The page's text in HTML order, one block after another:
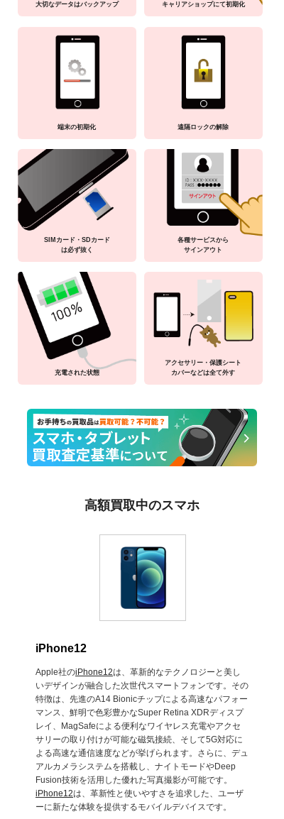
大切なデータはバックアップ
キャリアショップにて初期化
端末の初期化 遠隔ロックの解除
SIMカード・SDカード
は必ず抜く
各種サービスから
サインアウト
充電された状態
アクセサリー・保護シート
カバーなどは全て外す
高額買取中のスマホ
iPhone12
Apple社のiPhone12は、革新的なテクノロジーと美し
いデザインが融合した次世代スマートフォンです。その
特徴は、先進のA14 Bionicチップによる高速なパフォー
マンス、鮮明で色彩豊かなSuper Retina XDRディスプ
レイ、MagSafeによる便利なワイヤレス充電やアクセ
サリーの取り付けが可能な磁気接続、そして5G対応に
よる高速な通信速度などが挙げられます。さらに、デュ
アルカメラシステムを搭載し、ナイトモードやDeep
Fusion技術を活用した優れた写真撮影が可能です。
iPhone12は、革新性と使いやすさを追求した、ユーザ
ーに新たな体験を提供するモバイルデバイスです。